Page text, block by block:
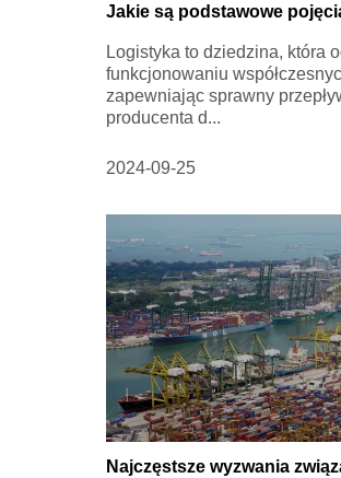
Jakie są podstawowe
Logistyka to dziedzina, która
funkcjonowaniu
zapewniając sprawny
producenta d...
2024-09-25
Najczęstsze wyzwania